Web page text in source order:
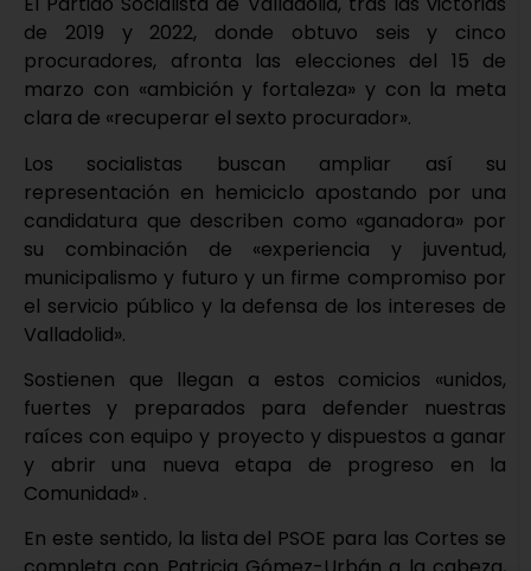
de 2019 y 2022, donde obtuvo seis y cinco
procuradores, afronta las elecciones del 15 de
marzo con «ambición y fortaleza» y con la meta
clara de «recuperar el sexto procurador».
Los socialistas buscan ampliar así su
representación en hemiciclo apostando por una
candidatura que describen como «ganadora» por
su combinación de «experiencia y juventud,
municipalismo y futuro y un firme compromiso por
el servicio público y la defensa de los intereses de
Valladolid».
Sostienen que llegan a estos comicios «unidos,
fuertes y preparados para defender nuestras
raíces con equipo y proyecto y dispuestos a ganar
y abrir una nueva etapa de progreso en la
Comunidad» .
En este sentido, la lista del PSOE para las Cortes se